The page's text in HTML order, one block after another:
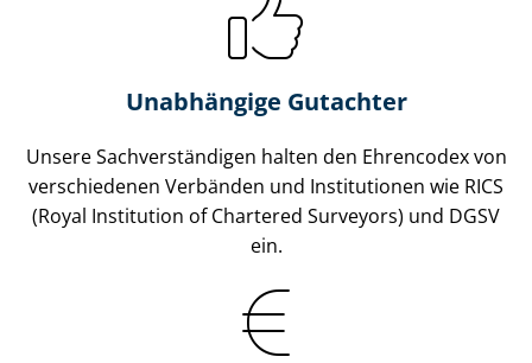
Unabhängige Gutachter
Unsere Sach­ver­stän­di­gen halten den Ehrencodex von
verschiedenen Verbänden und Institutionen wie RICS
(Royal Institution of Chartered Surveyors) und DGSV
ein.